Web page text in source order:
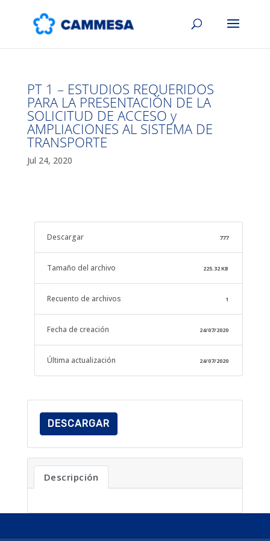
PT 1 – ESTUDIOS REQUERIDOS
PARA LA PRESENTACIÓN DE LA
SOLICITUD DE ACCESO y
AMPLIACIONES AL SISTEMA DE
TRANSPORTE
Jul 24, 2020
Descargar 777
Tamaño del archivo 225.32 KB
Recuento de archivos 1
Fecha de creación 24/07/2020
Última actualización 24/07/2020
DESCARGAR
Descripción